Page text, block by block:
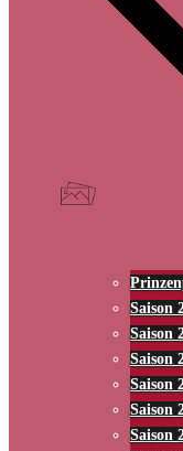
Saison
Saison
Saison
Saison
Saison
Saison